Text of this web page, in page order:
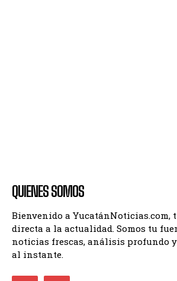
QUIENES SOMOS
Bienvenido a YucatánNoticias.com,
directa a la actualidad. Somos tu
noticias frescas, análisis profundo
al instante.